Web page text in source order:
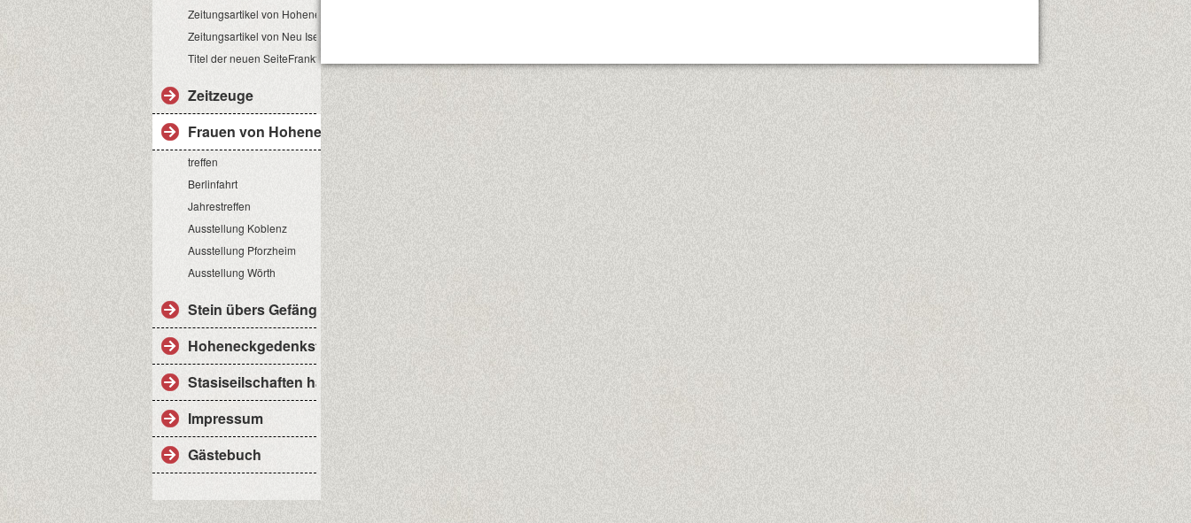
Zeitungsartikel von Hoheneck
Zeitungsartikel von Neu Isenburg
Titel der neuen SeiteFrankfurt
Zeitzeuge
Frauen von Hoheneck
treffen
Berlinfahrt
Jahrestreffen
Ausstellung Koblenz
Ausstellung Pforzheim
Ausstellung Wörth
Stein übers Gefängnis
Hoheneckgedenkstätte
Stasiseilschaften haben nichts gelernt
Impressum
Gästebuch